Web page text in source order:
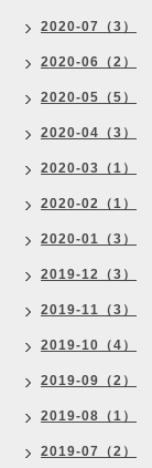
2020-07（3）
2020-06（2）
2020-05（5）
2020-04（3）
2020-03（1）
2020-02（1）
2020-01（3）
2019-12（3）
2019-11（3）
2019-10（4）
2019-09（2）
2019-08（1）
2019-07（2）